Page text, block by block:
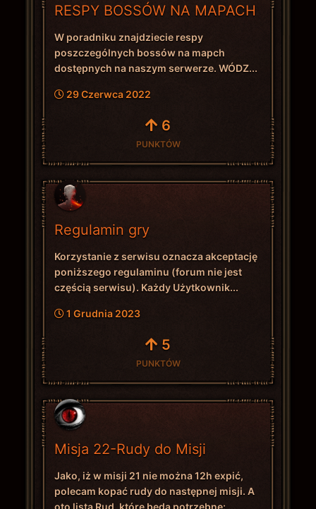
RESPY BOSSÓW NA MAPACH
W poradniku znajdziecie respy
poszczególnych bossów na mapch
dostępnych na naszym serwerze. WÓDZ...
29 Czerwca 2022
6
PUNKTÓW
Regulamin gry
Korzystanie z serwisu oznacza akceptację
poniższego regulaminu (forum nie jest
częścią serwisu). Każdy Użytkownik...
1 Grudnia 2023
5
PUNKTÓW
Misja 22-Rudy do Misji
Jako, iż w misji 21 nie można 12h expić,
polecam kopać rudy do następnej misji. A
oto lista Rud, które będą potrzebne: ...